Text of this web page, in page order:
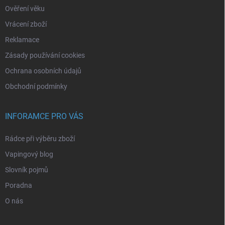
Ověření věku
Vrácení zboží
Reklamace
Zásady používání cookies
Ochrana osobních údajů
Obchodní podmínky
INFORAMCE PRO VÁS
Rádce při výběru zboží
Vapingový blog
Slovník pojmů
Poradna
O nás